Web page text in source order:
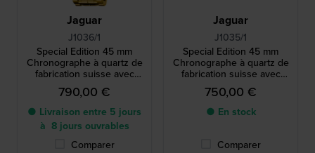
Jaguar
J1036/1
Special Edition 45 mm
Chronographe à quartz de
fabrication suisse avec
bracelet en caoutchouc
supplémentaire
790,00 €
● Livraison entre 5 jours
à 8 jours ouvrables
Comparer
Jaguar
J1035/1
Special Edition 45 mm
Chronographe à quartz de
fabrication suisse avec
bracelet en caoutchouc
supplémentaire
750,00 €
● En stock
Comparer